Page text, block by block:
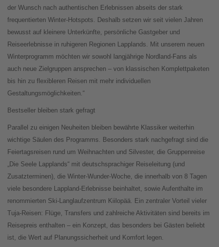
der Wunsch nach authentischen Erlebnissen abseits der stark
frequentierten Winter-Hotspots. Deshalb setzen wir seit vielen Jahren
bewusst auf kleinere Unterkünfte, persönliche Gastgeber und
Reiseerlebnisse in ruhigeren Regionen Lapplands. Mit unserem neuen
Winterprogramm möchten wir sowohl langjährige Nordland-Fans als
auch neue Zielgruppen ansprechen – von klassischen Komplettpaketen
bis hin zu flexibleren Reisen mit mehr individuellen
Gestaltungsmöglichkeiten.“
Bestseller bleiben stark gefragt
Parallel zu einigen Neuheiten bleiben bewährte Klassiker weiterhin
wichtige Säulen des Programms. Besonders stark nachgefragt sind die
Feiertagsreisen rund um Weihnachten und Silvester, die Gruppenreise
„Die Seele Lapplands“ mit deutschsprachiger Reiseleitung (und
Zusatzterminen), die Winter-Wunder-Woche, die innerhalb von 8 Tagen
viele besondere Lappland-Erlebnisse beinhaltet, sowie Aufenthalte im
renommierten Ski-Langlaufzentrum Kiilopää. Ein zentraler Vorteil vieler
Tuja-Reisen: Flüge, Transfers und zahlreiche Aktivitäten sind bereits im
Reisepreis enthalten – ein Konzept, das besonders bei Gästen beliebt
ist, die Wert auf Planungssicherheit und Komfort legen.